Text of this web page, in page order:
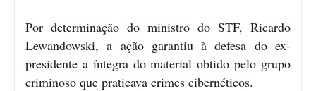
Por determinação do ministro do STF, Ricardo
Lewandowski, a ação garantiu à defesa do ex-
presidente a íntegra do material obtido pelo grupo
criminoso que praticava crimes cibernéticos.